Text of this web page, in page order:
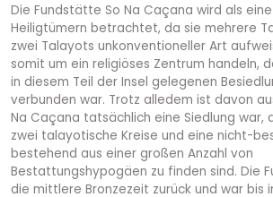
Die Fundstätte So Na Caçana wird als
Heiligtümern betrachtet, da sie mehrere
zwei Talayots unkonventioneller Art
somit um ein religiöses Zentrum handeln,
in diesem Teil der Insel gelegenen
verbunden war. Trotz alledem ist davon
Na Caçana tatsächlich eine Siedlung war,
zwei talayotische Kreise und eine nicht-
bestehend aus einer großen Anzahl von
Bestattungshypogäen zu finden sind. Die
die mittlere Bronzezeit zurück und war bis